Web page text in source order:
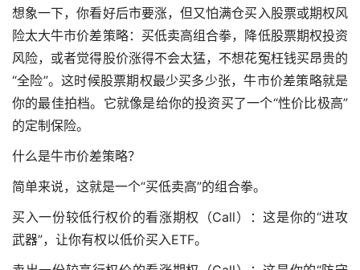
想象一下，你看好后市要涨，但又怕满仓买入股票或期权风
险太大牛市价差策略：买低卖高组合拳，降低股票期权投资
风险，或者觉得股价涨得不会太猛，不想花冤枉钱买昂贵的
“全险”。这时候股票期权最少买多少张，牛市价差策略就是
你的最佳拍档。它就像是给你的投资买了一个“性价比极高”
的定制保险。
什么是牛市价差策略？
简单来说，这就是一个“买低卖高”的组合拳。
买入一份较低行权价的看涨期权（Call）：这是你的“进攻
武器”，让你有权以低价买入ETF。